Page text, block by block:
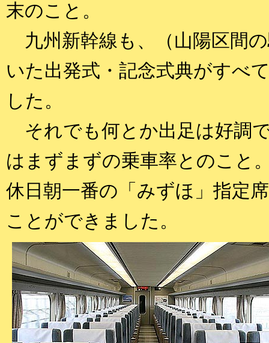
末のこと。
九州新幹線も、（山陽区間
いた出発式・記念式典がすべ
した。
それでも何とか出足は好調
はまずまずの乗車率とのこと
休日朝一番の「みずほ」指定
ことができました。